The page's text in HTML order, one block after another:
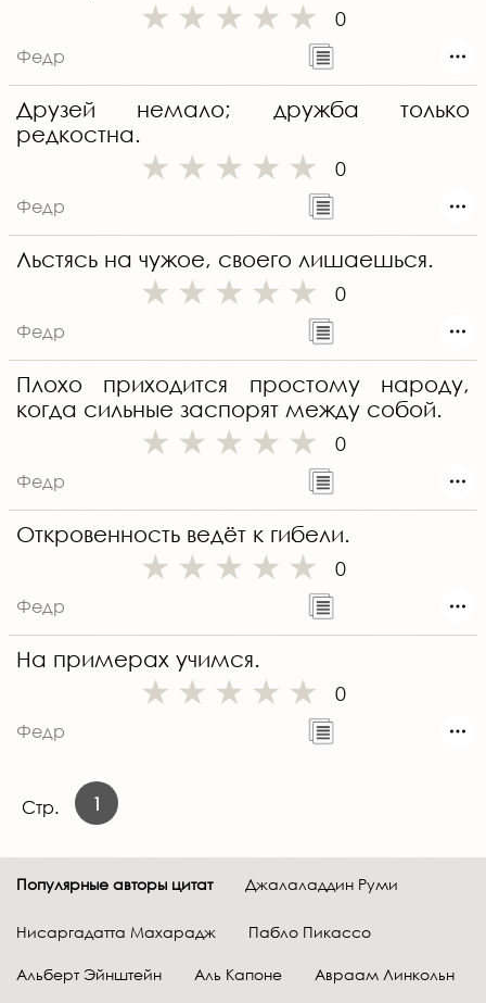
0
Федр
Друзей немало; дружба только
редкостна.
0
Федр
Льстясь на чужое, своего лишаешься.
0
Федр
Плохо приходится простому народу,
когда сильные заспорят между собой.
0
Федр
Откровенность ведёт к гибели.
0
Федр
На примерах учимся.
0
Федр
Стр. 1
Популярные авторы цитат Джалаладдин Руми
Нисаргадатта Махарадж Пабло Пикассо
Альберт Эйнштейн Аль Капоне Авраам Линкольн